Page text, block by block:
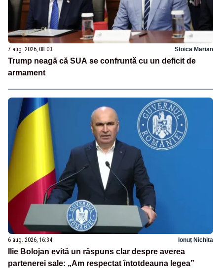
7 aug. 2026, 08:03 Stoica Marian
Trump neagă că SUA se confruntă cu un deficit de
armament
6 aug. 2026, 16:34 Ionuț Nichita
Ilie Bolojan evită un răspuns clar despre averea
partenerei sale: „Am respectat întotdeauna legea”